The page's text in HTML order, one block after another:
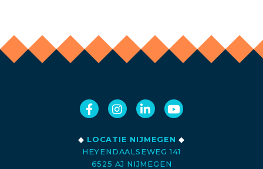
◆ LOCATIE NIJMEGEN ◆
HEYENDAALSEWEG 141
6525 AJ NIJMEGEN